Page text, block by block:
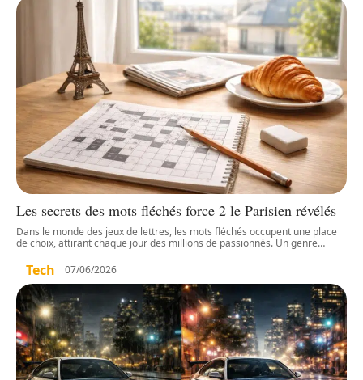
Les secrets des mots fléchés force 2 le Parisien révélés
Dans le monde des jeux de lettres, les mots fléchés occupent une place
de choix, attirant chaque jour des millions de passionnés. Un genre…
Tech 07/06/2026